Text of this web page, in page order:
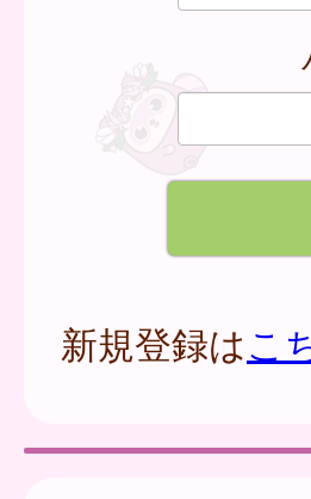
新規登録はこ